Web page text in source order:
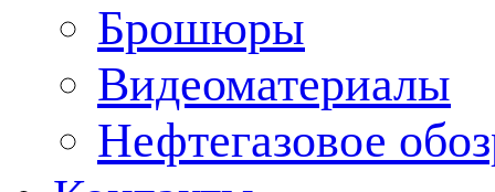
Брошюры
Видеоматериалы
Нефтегазовое